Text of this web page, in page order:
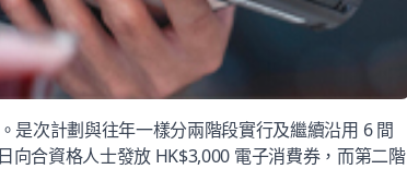
是次計劃與往年一樣分兩階段實行及繼續沿用 6 間
向合資格人士發放 HK$3,000 電子消費券，而第二階